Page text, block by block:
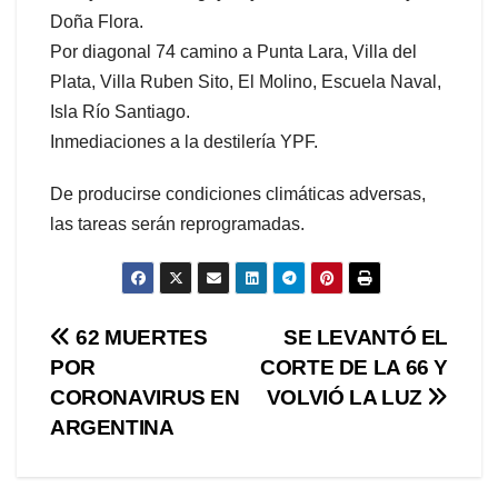
Doña Flora.
Por diagonal 74 camino a Punta Lara, Villa del
Plata, Villa Ruben Sito, El Molino, Escuela Naval,
Isla Río Santiago.
Inmediaciones a la destilería YPF.
De producirse condiciones climáticas adversas,
las tareas serán reprogramadas.
Navegación
de
entradas
SE LEVANTÓ EL
CORTE DE LA 66 Y
VOLVIÓ LA LUZ
62 MUERTES
POR
CORONAVIRUS EN
ARGENTINA